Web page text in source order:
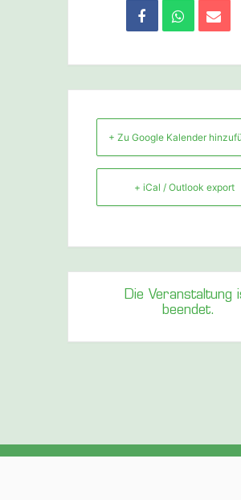
+ Zu Google Kalender
+ iCal / Outlook export
Die Veranstaltung
beendet.